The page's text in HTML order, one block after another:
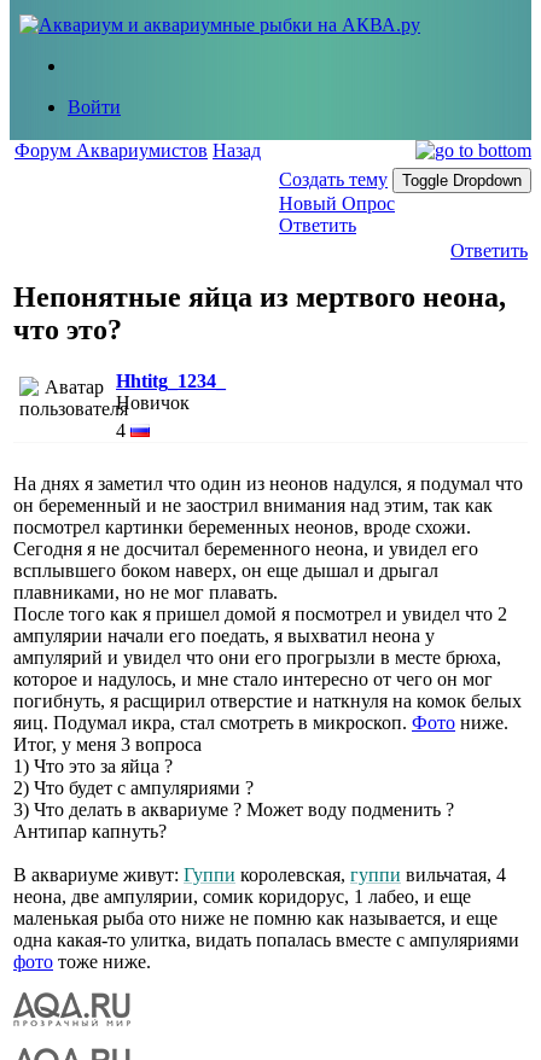
Войти
Форум Аквариумистов Назад
Создать тему
Toggle Dropdown
Новый Опрос
Ответить
Ответить
Непонятные яйца из мертвого неона,
что это?
Hhtitg_1234_
Новичок
4
На днях я заметил что один из неонов надулся, я подумал что
он беременный и не заострил внимания над этим, так как
посмотрел картинки беременных неонов, вроде схожи.
Сегодня я не досчитал беременного неона, и увидел его
всплывшего боком наверх, он еще дышал и дрыгал
плавниками, но не мог плавать.
После того как я пришел домой я посмотрел и увидел что 2
ампулярии начали его поедать, я выхватил неона у
ампулярий и увидел что они его прогрызли в месте брюха,
которое и надулось, и мне стало интересно от чего он мог
погибнуть, я расщирил отверстие и наткнуля на комок белых
яиц. Подумал икра, стал смотреть в микроскоп. Фото ниже.
Итог, у меня 3 вопроса
1) Что это за яйца ?
2) Что будет с ампуляриями ?
3) Что делать в аквариуме ? Может воду подменить ?
Антипар капнуть?
В аквариуме живут: Гуппи королевская, гуппи вильчатая, 4
неона, две ампулярии, сомик коридорус, 1 лабео, и еще
маленькая рыба ото ниже не помню как называется, и еще
одна какая-то улитка, видать попалась вместе с ампуляриями
фото тоже ниже.